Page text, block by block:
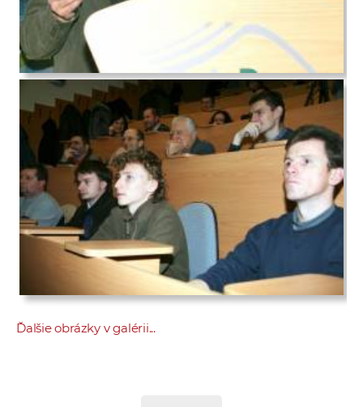
Ďalšie obrázky v galérii...